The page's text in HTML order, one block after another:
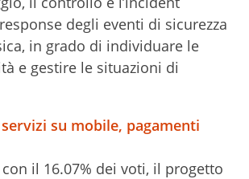
degli eventi di sicurezza
in grado di individuare le
e gestire le situazioni di
su mobile, pagamenti
il 16.07% dei voti, il progetto